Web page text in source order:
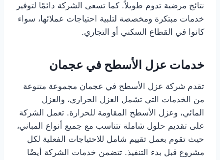
نتائج مرضية تدوم طويلاً. كما تسعى الشركة دائمًا لتوفير
خدمات مبتكرة ومخصصة لتلبية احتياجات عملائها، سواء
كانوا في القطاع السكني أو التجاري.
خدمات عزل الأسطح في عجمان
تقدم شركة عزل الأسطح في عجمان مجموعة متنوعة
من الخدمات التي تشمل العزل الحراري، والعزل
المائي، وعزل الأسطح المقاومة للحرارة. تعمل الشركة
على تقديم حلول شاملة تتناسب مع جميع أنواع المباني،
حيث تقوم بعمل تقييم شامل للاحتياجات الفعلية لكل
مشروع قبل بدء التنفيذ. تتضمن خدمات الشركة أيضًا